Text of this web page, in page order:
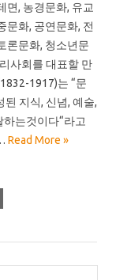
면, 농경문화, 유교
문화, 공연문화, 전
론문화, 청소년문
사회를 대표할 만
1917)는 “문
지식, 신념, 예술,
하는것이다“라고
Read More »